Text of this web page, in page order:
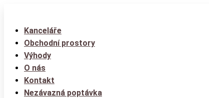
Kanceláře
Obchodní prostory
Výhody
O nás
Kontakt
Nezávazná poptávka